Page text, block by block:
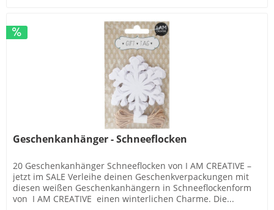
Geschenkanhänger - Schneeflocken
20 Geschenkanhänger Schneeflocken von I AM CREATIVE –
jetzt im SALE Verleihe deinen Geschenkverpackungen mit
diesen weißen Geschenkanhängern in Schneeflockenform
von I AM CREATIVE einen winterlichen Charme. Die...